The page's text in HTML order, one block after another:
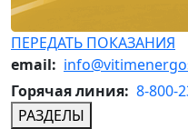
ПЕРЕДАТЬ ПОКАЗАНИЯ
email:
Горячая линия: 8-800-
РАЗДЕЛЫ